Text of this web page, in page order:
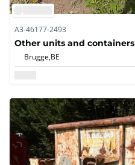
A3-46177-2493
Other units and containers
Brugge,BE